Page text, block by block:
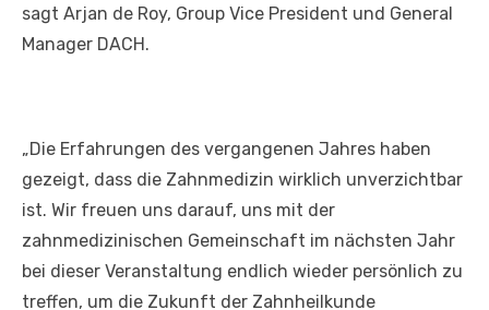
sagt Arjan de Roy, Group Vice President und General
Manager DACH.
„Die Erfahrungen des vergangenen Jahres haben
gezeigt, dass die Zahnmedizin wirklich unverzichtbar
ist. Wir freuen uns darauf, uns mit der
zahnmedizinischen Gemeinschaft im nächsten Jahr
bei dieser Veranstaltung endlich wieder persönlich zu
treffen, um die Zukunft der Zahnheilkunde